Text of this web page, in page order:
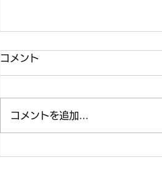
会長さんと副会長さんが中四
コメント
コメントを追加…